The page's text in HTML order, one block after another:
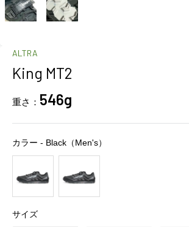
King MT2
ALTRA
重さ： 546g
カラー - Black（Men's）
サイズサイズ